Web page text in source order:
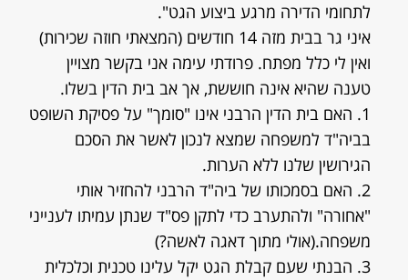
לתחומי הדירה מרגע ביצוע הגט".
איני גר בבית מזה 14 חודשים (המצאתי חוזה שכירות)
ואין לי כלל מפתח. פרודתי עימה אני בקשר מצויין
טענה שהיא אינה חוששת, אך אב בית הדין בשלו.
1. האם בית הדין הרבני אינו "סומך" על פסיקת השופט
בביה"ד למשפחה שמצא לנכון לאשר את הסכם
הגירושין שלנו ללא הערות.
2. האם בסמכותו של ביה"ד הרבני להחזיר אותי
"אחורה" ולהתערב כדי לתקן פס"ד שנתן עמיתו לענייני
משפחה.(אולי מתוך דאגה לאשה?)
3. הבנתי שעם קבלת הגט יקל עלינו טכנית וכלכלית